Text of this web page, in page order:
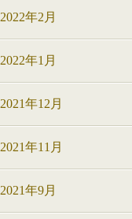
2022年2月
2022年1月
2021年12月
2021年11月
2021年9月